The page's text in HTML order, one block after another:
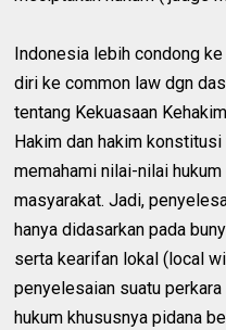
Indonesia lebih condong
diri ke common law dgn
tentang Kekuasaan
Hakim dan hakim
memahami nilai-nilai
masyarakat. Jadi,
hanya didasarkan pada
serta kearifan lokal (local
penyelesaian suatu
hukum khususnya pidana